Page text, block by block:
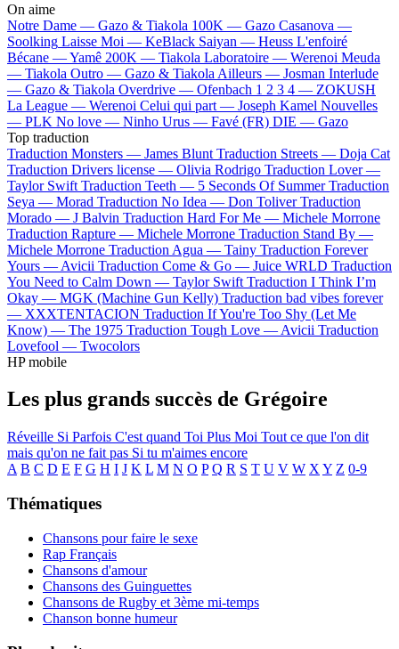
On aime
Notre Dame — Gazo & Tiakola 100K — Gazo Casanova —
Soolking Laisse Moi — KeBlack Saiyan — Heuss L'enfoiré
Bécane —Yamê 200K — Tiakola Laboratoire — Werenoi Meuda
— Tiakola Outro — Gazo & Tiakola Ailleurs — Josman Interlude
— Gazo & Tiakola Overdrive — Ofenbach 1 2 3 4 — ZOKUSH
La League — Werenoi Celui qui part — Joseph Kamel Nouvelles
— PLK No love — Ninho Urus — Favé (FR) DIE — Gazo
Top traduction
Traduction Monsters — James Blunt Traduction Streets — Doja Cat
Traduction Drivers license — Olivia Rodrigo Traduction Lover —
Taylor Swift Traduction Teeth — 5 Seconds Of Summer Traduction
Seya — Morad Traduction No Idea — Don Toliver Traduction
Morado — J Balvin Traduction Hard For Me — Michele Morrone
Traduction Rapture — Michele Morrone Traduction Stand By —
Michele Morrone Traduction Agua — Tainy Traduction Forever
Yours — Avicii Traduction Come & Go — Juice WRLD Traduction
You Need to Calm Down — Taylor Swift Traduction I Think I’m
Okay — MGK (Machine Gun Kelly) Traduction bad vibes forever
— XXXTENTACION Traduction If You're Too Shy (Let Me
Know) — The 1975 Traduction Tough Love — Avicii Traduction
Lovefool — Twocolors
HP mobile
Les plus grands succès de Grégoire
Réveille Si Parfois C'est quand Toi Plus Moi Tout ce que l'on dit
mais qu'on ne fait pas Si tu m'aimes encore
A B C D E F G H I J K L M N O P Q R S T U V W X Y Z 0-9
Thématiques
Chansons pour faire le sexe
Rap Français
Chansons d'amour
Chansons des Guinguettes
Chansons de Rugby et 3ème mi-temps
Chanson bonne humeur